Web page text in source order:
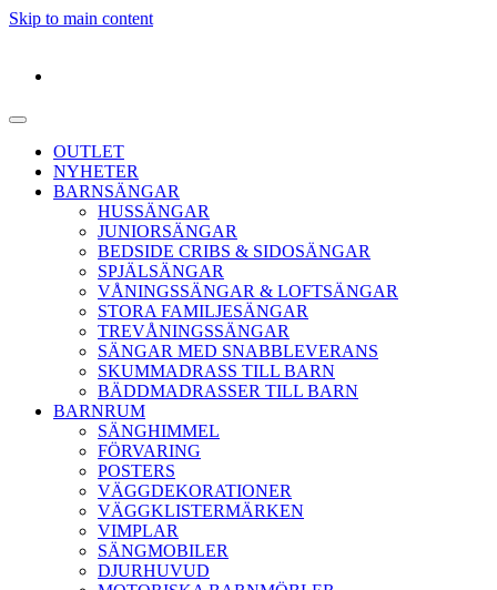
Skip to main content
OUTLET
NYHETER
BARNSÄNGAR
HUSSÄNGAR
JUNIORSÄNGAR
BEDSIDE CRIBS & SIDOSÄNGAR
SPJÄLSÄNGAR
VÅNINGSSÄNGAR & LOFTSÄNGAR
STORA FAMILJESÄNGAR
TREVÅNINGSSÄNGAR
SÄNGAR MED SNABBLEVERANS
SKUMMADRASS TILL BARN
BÄDDMADRASSER TILL BARN
BARNRUM
SÄNGHIMMEL
FÖRVARING
POSTERS
VÄGGDEKORATIONER
VÄGGKLISTERMÄRKEN
VIMPLAR
SÄNGMOBILER
DJURHUVUD